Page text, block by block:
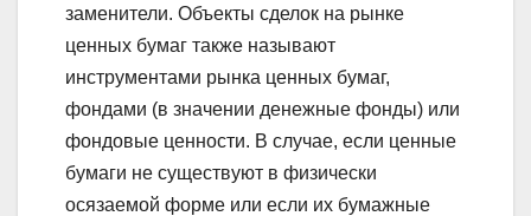
заменители. Объекты сделок на рынке
ценных бумаг также называют
инструментами рынка ценных бумаг,
фондами (в значении денежные фонды) или
фондовые ценности. В случае, если ценные
бумаги не существуют в физически
осязаемой форме или если их бумажные